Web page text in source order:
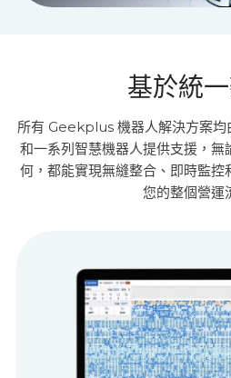
基於統
所有 Geekplus 機器人解決方案均
和一系列智慧機器人提供支援，無
何，都能實現無縫整合、即時監
您的整個營運